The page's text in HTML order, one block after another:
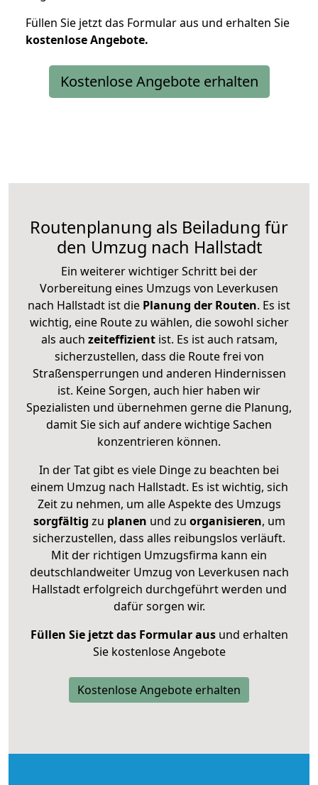
Füllen Sie jetzt das Formular aus und erhalten Sie
kostenloseAngebote.
Kostenlose Angebote erhalten
Routenplanung als Beiladung für
den Umzug nach Hallstadt
Ein weiterer wichtiger Schritt bei der
Vorbereitung eines Umzugs von Leverkusen
nach Hallstadt ist die Planung der Routen. Es ist
wichtig, eine Route zu wählen, die sowohl sicher
als auch zeiteffizientist. Es ist auch ratsam,
sicherzustellen, dass die Route frei von
Straßensperrungen und anderen Hindernissen
ist. Keine Sorgen, auch hier haben wir
Spezialisten und übernehmen gerne die Planung,
damit Sie sich auf andere wichtige Sachen
konzentrieren können.
In der Tat gibt es viele Dinge zu beachten bei
einem Umzug nach Hallstadt. Es ist wichtig, sich
Zeit zu nehmen, um alle Aspekte des Umzugs
sorgfältig zu planen und zu organisieren, um
sicherzustellen, dass alles reibungslos verläuft.
Mit der richtigen Umzugsfirma kann ein
deutschlandweiter Umzug von Leverkusen nach
Hallstadt erfolgreich durchgeführt werden und
dafür sorgen wir.
Füllen Sie jetzt das Formular ausund erhalten
Sie kostenlose Angebote
Kostenlose Angebote erhalten